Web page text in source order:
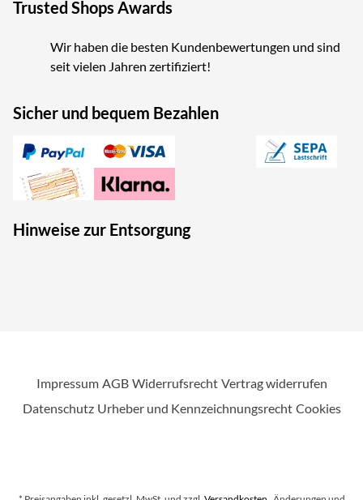
Trusted Shops Awards
Wir haben die besten Kundenbewertungen und sind
seit vielen Jahren zertifiziert!
Sicher und bequem Bezahlen
Hinweise zur Entsorgung
Impressum AGB Widerrufsrecht Vertrag widerrufen
Datenschutz Urheber und Kennzeichnungsrecht Cookies